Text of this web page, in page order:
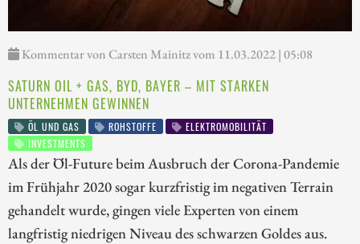
Kommentar von Carsten Mainitz vom 11.03.2022 | 05:08
SATURN OIL + GAS, BYD, BAYER – MIT STARKEN
UNTERNEHMEN GEWINNEN
ÖL UND GAS ROHSTOFFE
ELEKTROMOBILITÄT
INVESTMENTS
Als der Öl-Future beim Ausbruch der Corona-Pandemie
im Frühjahr 2020 sogar kurzfristig im negativen Terrain
gehandelt wurde, gingen viele Experten von einem
langfristig niedrigen Niveau des schwarzen Goldes aus.